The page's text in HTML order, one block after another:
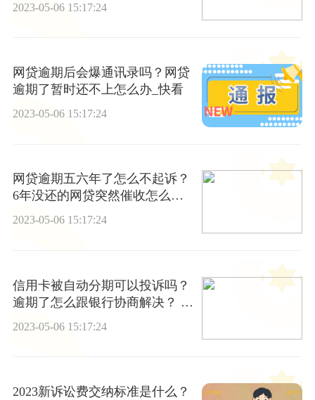
2023-05-06 15:17:24
网贷逾期后会爆通讯录吗？网贷
逾期了暂时还不上怎么办_快看
2023-05-06 15:17:24
网贷逾期五六年了怎么不起诉？
6年没还的网贷突然催收怎么
办？
2023-05-06 15:17:24
信用卡被自动分期可以投诉吗？
逾期了怎么跟银行协商解决？ 环
2023-05-06 15:17:24
2023新诉讼费交纳标准是什么？